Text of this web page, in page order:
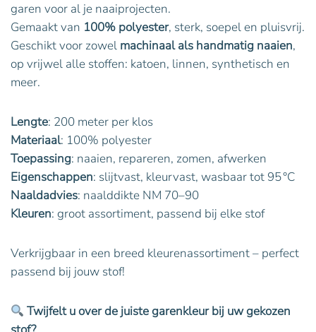
garen voor al je naaiprojecten.
Gemaakt van 100% polyester, sterk, soepel en pluisvrij.
Geschikt voor zowel machinaal als handmatig naaien,
op vrijwel alle stoffen: katoen, linnen, synthetisch en
meer.
Lengte: 200 meter per klos
Materiaal: 100% polyester
Toepassing: naaien, repareren, zomen, afwerken
Eigenschappen: slijtvast, kleurvast, wasbaar tot 95 °C
Naaldadvies: naalddikte NM 70–90
Kleuren: groot assortiment, passend bij elke stof
Verkrijgbaar in een breed kleurenassortiment – perfect
passend bij jouw stof!
Twijfelt u over de juiste garenkleur bij uw gekozen